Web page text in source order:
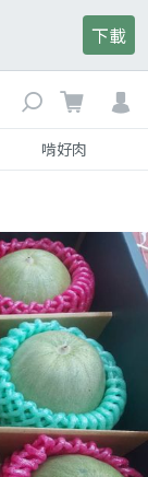
下載
啃好肉